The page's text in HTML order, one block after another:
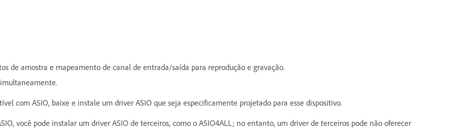
de amostra e mapeamento de canal de entrada/saída para reprodução e gravação.
com ASIO, baixe e instale um driver ASIO que seja especificamente projetado para esse dispositivo.
você pode instalar um driver ASIO de terceiros, como o ASIO4ALL; no entanto, um driver de terceiros pode não oferecer